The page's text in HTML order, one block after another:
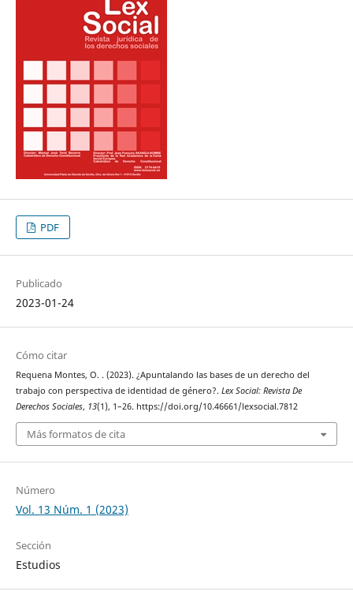
PDF
Publicado
2023-01-24
Cómo citar
Requena Montes, O. . (2023). ¿Apuntalando las bases de un derecho del
trabajo con perspectiva de identidad de género?. Lex Social: Revista De
Derechos Sociales, 13(1), 1–26. https://doi.org/10.46661/lexsocial.7812
Más formatos de cita
Número
Vol. 13 Núm. 1 (2023)
Sección
Estudios